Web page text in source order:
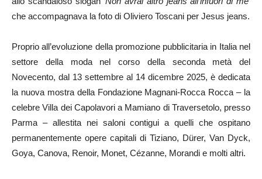
che accompagnava la foto di Oliviero Toscani per Jesus jeans.
Proprio all’evoluzione della promozione pubblicitaria in Italia nel
settore della moda nel corso della seconda metà del
Novecento, dal 13 settembre al 14 dicembre 2025, è dedicata
la nuova mostra della Fondazione Magnani-Rocca Rocca – la
celebre Villa dei Capolavori a Mamiano di Traversetolo, presso
Parma – allestita nei saloni contigui a quelli che ospitano
permanentemente opere capitali di Tiziano, Dürer, Van Dyck,
Goya, Canova, Renoir, Monet, Cézanne, Morandi e molti altri.